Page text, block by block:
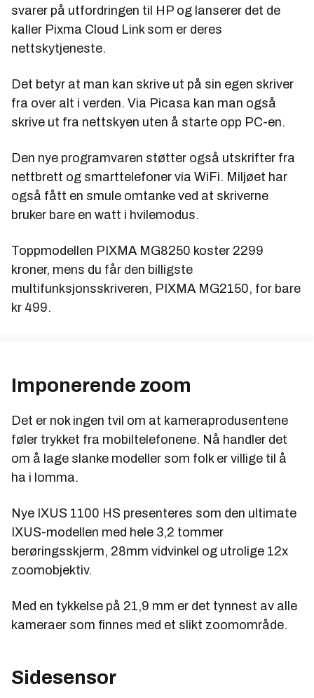
svarer på utfordringen til HP og lanserer det de
kaller Pixma Cloud Link som er deres
nettskytjeneste.
Det betyr at man kan skrive ut på sin egen skriver
fra over alt i verden. Via Picasa kan man også
skrive ut fra nettskyen uten å starte opp PC-en.
Den nye programvaren støtter også utskrifter fra
nettbrett og smarttelefoner via WiFi. Miljøet har
også fått en smule omtanke ved at skriverne
bruker bare en watt i hvilemodus.
Toppmodellen PIXMA MG8250 koster 2299
kroner, mens du får den billigste
multifunksjonsskriveren, PIXMA MG2150, for bare
kr 499.
Imponerende zoom
Det er nok ingen tvil om at kameraprodusentene
føler trykket fra mobiltelefonene. Nå handler det
om å lage slanke modeller som folk er villige til å
ha i lomma.
Nye IXUS 1100 HS presenteres som den ultimate
IXUS-modellen med hele 3,2 tommer
berøringsskjerm, 28mm vidvinkel og utrolige 12x
zoomobjektiv.
Med en tykkelse på 21,9 mm er det tynnest av alle
kameraer som finnes med et slikt zoomområde.
Sidesensor